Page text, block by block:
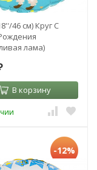
46 см) Круг С
лама)
В корзину
-12%